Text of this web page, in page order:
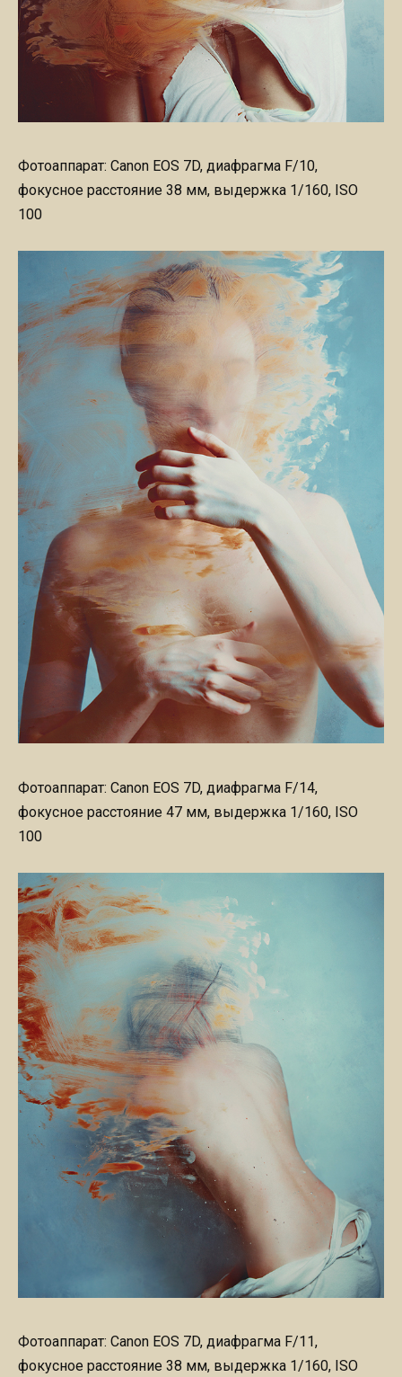
Фотоаппарат: Canon EOS 7D, диафрагма F/10,
фокусное расстояние 38 мм, выдержка 1/160, ISO
100
Фотоаппарат: Canon EOS 7D, диафрагма F/14,
фокусное расстояние 47 мм, выдержка 1/160, ISO
100
Фотоаппарат: Canon EOS 7D, диафрагма F/11,
фокусное расстояние 38 мм, выдержка 1/160, ISO